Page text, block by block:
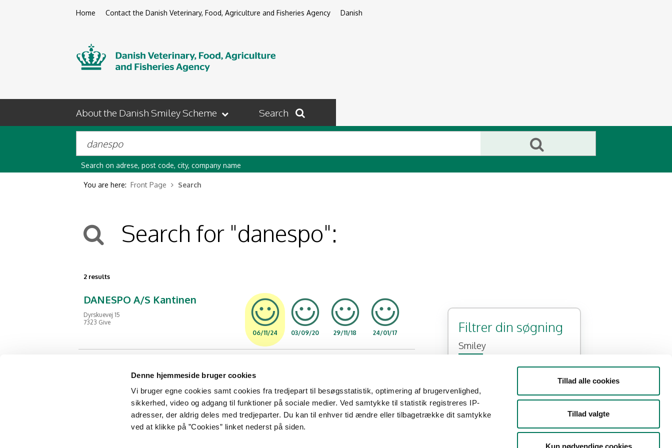
Denne hjemmeside bruger cookies
Vi bruger egne cookies samt cookies fra tredjepart til besøgsstatistik, optimering af brugervenlighed,
sikkerhed, video og adgang til funktioner på sociale medier. Ved samtykke til statistik registreres IP-
adresser, der aldrig deles med tredjeparter. Du kan til enhver tid ændre eller tilbagetrække dit samtykke
ved at klikke på ”Cookies” linket nederst på siden.
Tillad alle cookies
Tillad valgte
Kun nødvendige cookies
Home Contact the Danish Veterinary, Food, Agriculture and Fisheries Agency Danish
About the Danish Smiley Scheme Search
Search on adrese, post code, city, company name
You are here: Front Page Search
Search for "danespo":
2 results
DANESPO A/S Kantinen
Dyrskuevej 15
7323 Give
06/11/24
03/09/20 29/11/18 24/01/17
05/08/25
13/06/24 03/10/23 21/02/23
Filtrer din søgning
Smiley
Type
Detail
Kontorvirksomhed eller